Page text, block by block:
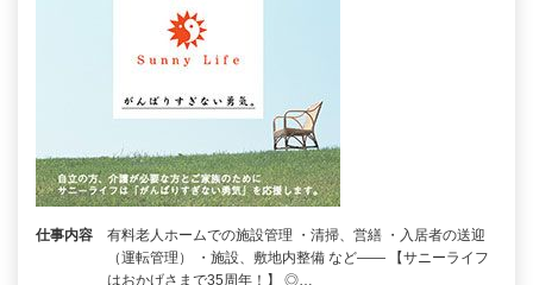
仕事内容
有料老人ホームでの施設管理 ・清掃、営繕 ・入居者の送迎
（運転管理） ・施設、敷地内整備 など―― 【サニーライフ
はおかげさまで35周年！】 ◎…